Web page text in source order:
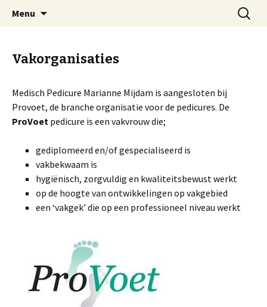
Pedicure Friesland
Medische Pedicure Marianne Mijdam
Menu
Zoeken
naar:
Vakorganisaties
Medisch Pedicure Marianne Mijdam is aangesloten bij
Provoet, de branche organisatie voor de pedicures. De
ProVoet pedicure is een vakvrouw die;
gediplomeerd en/of gespecialiseerd is
vakbekwaam is
hygiënisch, zorgvuldig en kwaliteitsbewust werkt
op de hoogte van ontwikkelingen op vakgebied
een ‘vakgek’ die op een professioneel niveau werkt